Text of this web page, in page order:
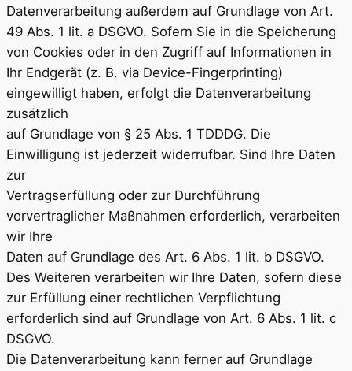
Datenverarbeitung außerdem auf Grundlage von Art.
49 Abs. 1 lit. a DSGVO. Sofern Sie in die Speicherung
von Cookies oder in den Zugriff auf Informationen in
Ihr Endgerät (z. B. via Device-Fingerprinting)
eingewilligt haben, erfolgt die Datenverarbeitung
zusätzlich
auf Grundlage von § 25 Abs. 1 TDDDG. Die
Einwilligung ist jederzeit widerrufbar. Sind Ihre Daten
zur
Vertragserfüllung oder zur Durchführung
vorvertraglicher Maßnahmen erforderlich, verarbeiten
wir Ihre
Daten auf Grundlage des Art. 6 Abs. 1 lit. b DSGVO.
Des Weiteren verarbeiten wir Ihre Daten, sofern diese
zur Erfüllung einer rechtlichen Verpflichtung
erforderlich sind auf Grundlage von Art. 6 Abs. 1 lit. c
DSGVO.
Die Datenverarbeitung kann ferner auf Grundlage